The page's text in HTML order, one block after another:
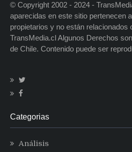
© Copyright 2002 - 2024 -
aparecidas en este sitio pertenecen
propietarios y no están relacionados
TransMedia.cl Algunos Derechos
de Chile. Contenido puede ser
Categorias
Análisis